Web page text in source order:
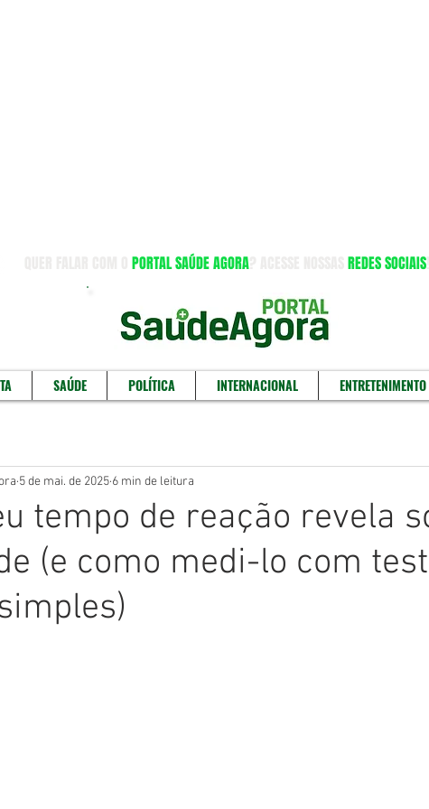
PORTAL SAÚDE AGORA? ACESSE NOSSAS REDES SOCIAIS!
SAÚDE POLÍTICA INTERNACIONAL ENTRETENIMENTO
tempo de reação revela
(e como medi-lo com
5 de mai. de 2025 6 min de leitura